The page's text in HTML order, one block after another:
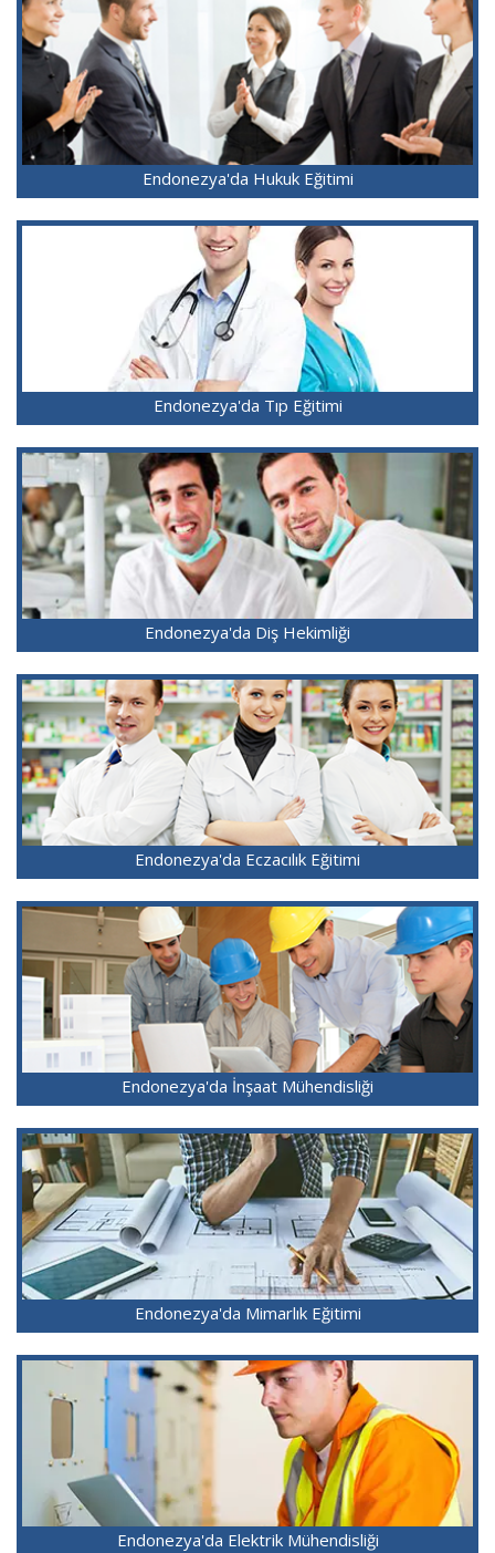
Endonezya'da Hukuk Eğitimi
Endonezya'da Tıp Eğitimi
Endonezya'da Diş Hekimliği
Endonezya'da Eczacılık Eğitimi
Endonezya'da İnşaat Mühendisliği
Endonezya'da Mimarlık Eğitimi
Endonezya'da Elektrik Mühendisliği